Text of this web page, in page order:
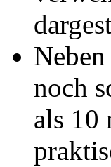
noch
als 10